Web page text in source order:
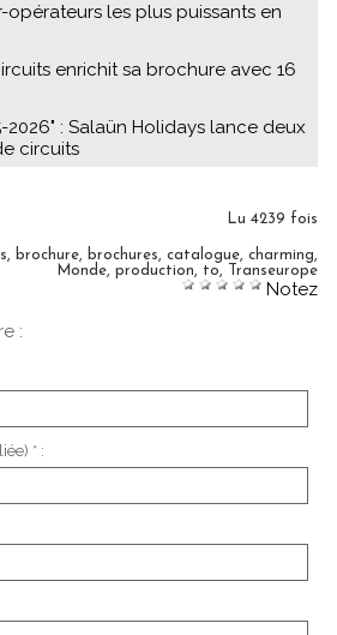
opérateurs les plus puissants en
enrichit sa brochure avec 16
2026" : Salaün Holidays lance deux
circuits
Lu 4239 fois
, brochure, brochures, catalogue, charming,
Monde, production, to, Transeurope
Notez
:
* :